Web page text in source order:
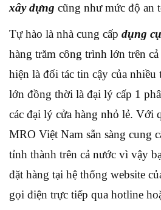
xây dựng cũng như mức độ an
Tự hào là nhà cung cấp dụng
hàng trăm công trình lớn trên
hiện là đối tác tin cậy của nhiều
lớn đồng thời là đại lý cấp 1
các đại lý cửa hàng nhỏ lẻ. Với
MRO Việt Nam sẵn sàng cung
tỉnh thành trên cả nước vì vậy
đặt hàng tại hệ thống website
gọi điện trực tiếp qua hotline